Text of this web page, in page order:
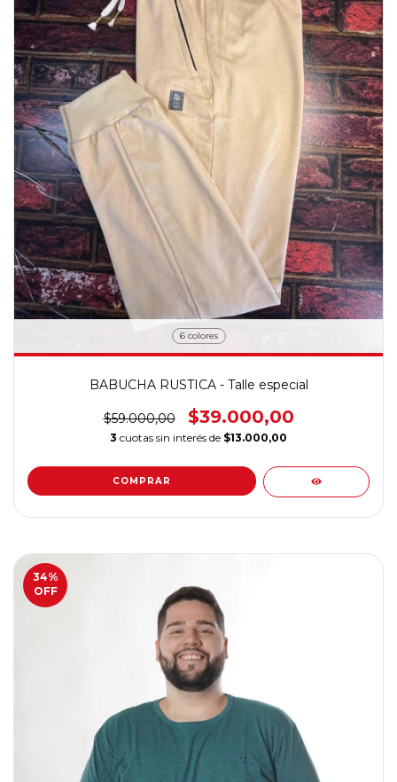
6 colores
BABUCHA RUSTICA - Talle especial
$59.000,00 $39.000,00
3 cuotas sin interés de $13.000,00
COMPRAR
34%
OFF